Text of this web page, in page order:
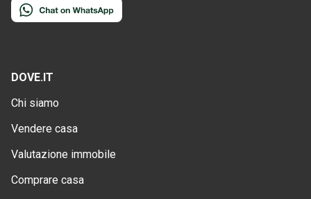
DOVE.IT
Chi siamo
Vendere casa
Valutazione immobile
Comprare casa